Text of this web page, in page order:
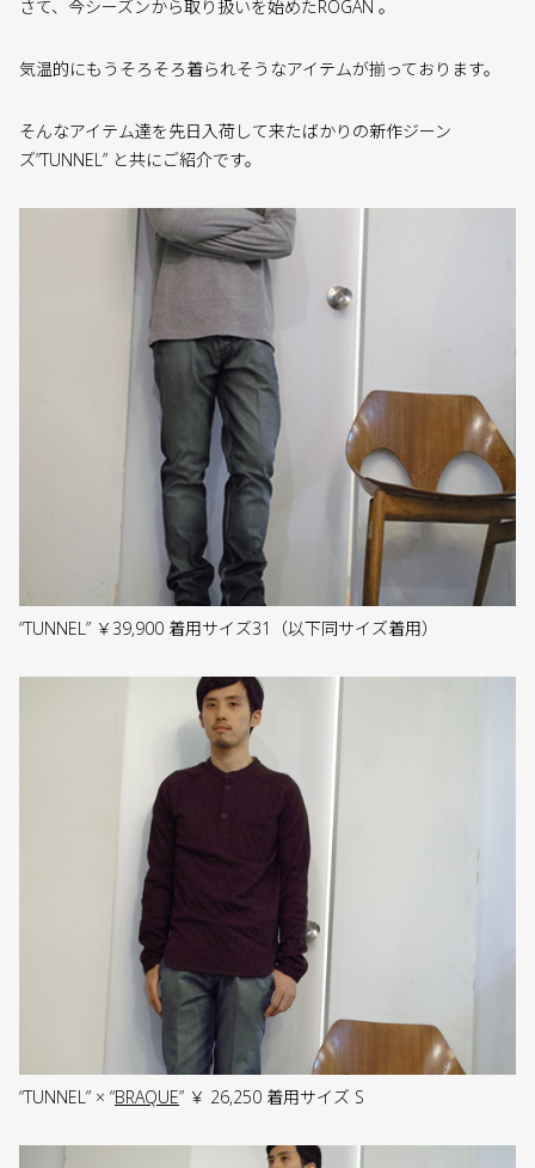
さて、今シーズンから取り扱いを始めたROGAN 。
気温的にもうそろそろ着られそうなアイテムが揃っております。
そんなアイテム達を先日入荷して来たばかりの新作ジーン
ズ”TUNNEL” と共にご紹介です。
“TUNNEL” ￥39,900 着用サイズ31（以下同サイズ着用）
“TUNNEL” × “BRAQUE” ￥ 26,250 着用サイズ S